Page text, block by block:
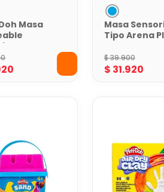
Masa
Banana
Masa
Tipo Arena
the Sea
$39.900
$ 31.920